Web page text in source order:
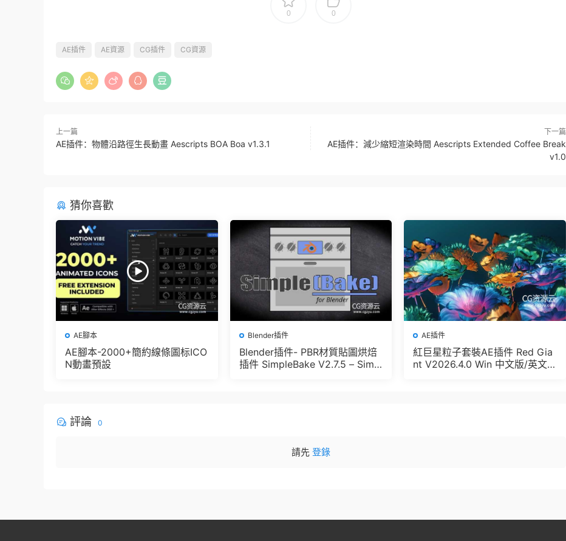
0 0
AE插件 AE資源 CG插件 CG資源
上一篇
AE插件：物體沿路徑生長動畫 Aescripts BOA Boa v1.3.1
下一篇
AE插件：減少縮短渲染時間 Aescripts Extended Coffee Break
v1.0
猜你喜歡
AE腳本
AE腳本-2000+簡約線條圖标ICO
N動畫預設
Blender插件
Blender插件- PBR材質貼圖烘焙
插件 SimpleBake V2.7.5 – Simpl
AE插件
紅巨星粒子套裝AE插件 Red Gia
nt V2026.4.0 Win 中文版/英文
評論 0
請先 登錄